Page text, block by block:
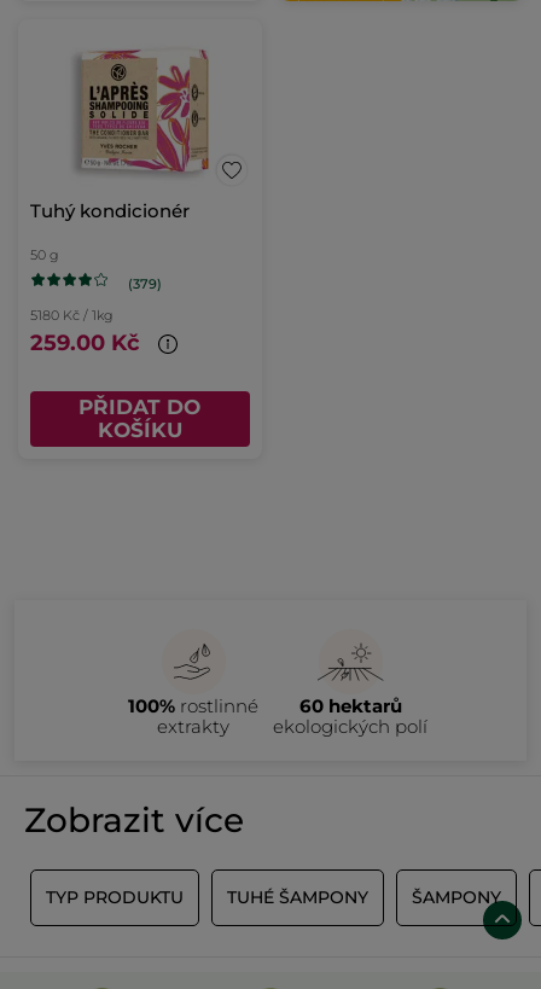
Tuhý kondicionér
50 g
(379)
5180 Kč / 1kg
259.00 Kč
PŘIDAT DO
KOŠÍKU
100% rostlinné
extrakty
60 hektarů
ekologických polí
Zobrazit více
TYP PRODUKTU TUHÉ ŠAMPONY ŠAMPONY